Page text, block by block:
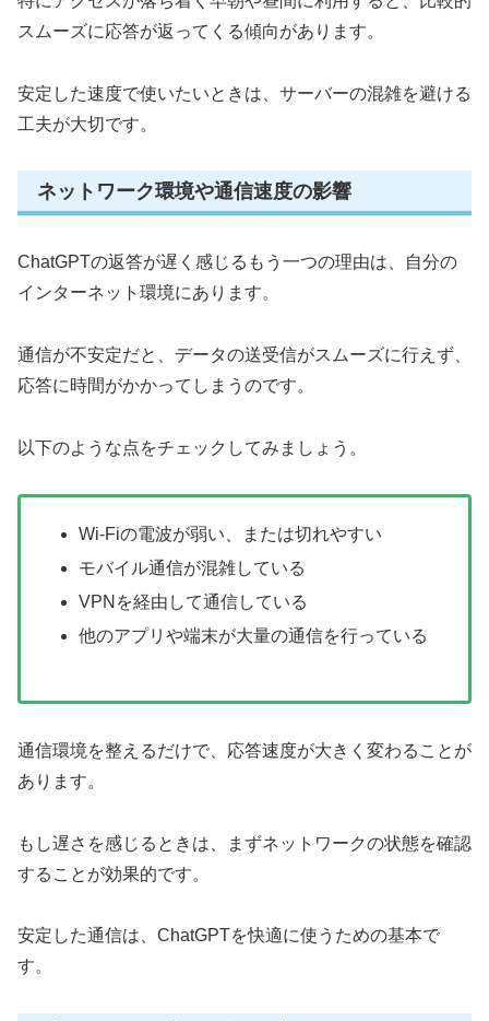
スムーズに応答が返ってくる傾向があります。
安定した速度で使いたいときは、サーバーの混雑を避ける
工夫が大切です。
ネットワーク環境や通信速度の影響
ChatGPTの返答が遅く感じるもう一つの理由は、自分の
インターネット環境にあります。
通信が不安定だと、データの送受信がスムーズに行えず、
応答に時間がかかってしまうのです。
以下のような点をチェックしてみましょう。
Wi-Fiの電波が弱い、または切れやすい
モバイル通信が混雑している
VPNを経由して通信している
他のアプリや端末が大量の通信を行っている
通信環境を整えるだけで、応答速度が大きく変わることが
あります。
もし遅さを感じるときは、まずネットワークの状態を確認
することが効果的です。
安定した通信は、ChatGPTを快適に使うための基本で
す。